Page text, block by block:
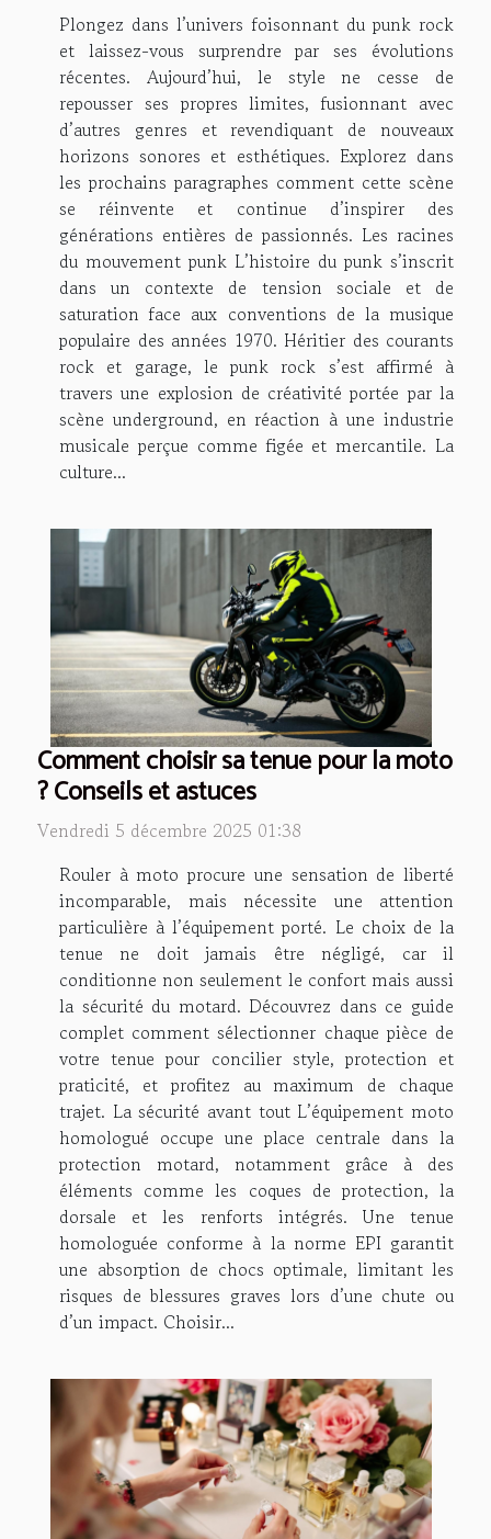
Plongez dans l’univers foisonnant du punk rock
et laissez-vous surprendre par ses évolutions
récentes. Aujourd’hui, le style ne cesse de
repousser ses propres limites, fusionnant avec
d’autres genres et revendiquant de nouveaux
horizons sonores et esthétiques. Explorez dans
les prochains paragraphes comment cette scène
se réinvente et continue d’inspirer des
générations entières de passionnés. Les racines
du mouvement punk L’histoire du punk s’inscrit
dans un contexte de tension sociale et de
saturation face aux conventions de la musique
populaire des années 1970. Héritier des courants
rock et garage, le punk rock s’est affirmé à
travers une explosion de créativité portée par la
scène underground, en réaction à une industrie
musicale perçue comme figée et mercantile. La
culture...
Comment choisir sa tenue pour la moto
? Conseils et astuces
Vendredi 5 décembre 2025 01:38
Rouler à moto procure une sensation de liberté
incomparable, mais nécessite une attention
particulière à l’équipement porté. Le choix de la
tenue ne doit jamais être négligé, car il
conditionne non seulement le confort mais aussi
la sécurité du motard. Découvrez dans ce guide
complet comment sélectionner chaque pièce de
votre tenue pour concilier style, protection et
praticité, et profitez au maximum de chaque
trajet. La sécurité avant tout L’équipement moto
homologué occupe une place centrale dans la
protection motard, notamment grâce à des
éléments comme les coques de protection, la
dorsale et les renforts intégrés. Une tenue
homologuée conforme à la norme EPI garantit
une absorption de chocs optimale, limitant les
risques de blessures graves lors d’une chute ou
d’un impact. Choisir...